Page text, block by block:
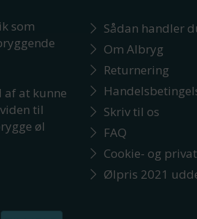
som
af at kunne
til
øl
Sådan handler
Om Albryg
Returnering
Skriv til os
FAQ
Cookie- og
Ølpris 2021